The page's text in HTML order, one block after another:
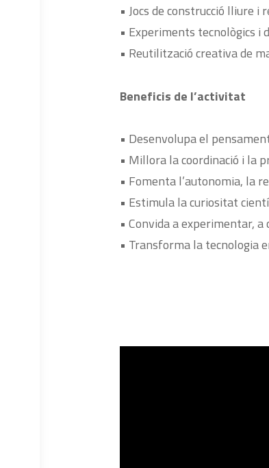
• Jocs de construcció lliure i
• Experiments tecnològics i
• Reutilització creativa de
Beneficis de l’activitat
• Desenvolupa el
• Millora la coordinació i la
• Fomenta l’autonomia, la
• Estimula la curiositat
• Convida a experimentar,
• Transforma la tecnologia